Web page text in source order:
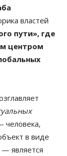
властей
пути», где
центром
человека,
в виде
является